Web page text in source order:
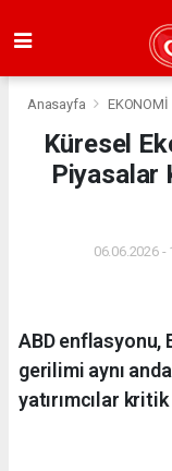
Anasayfa EKONOMİ
Küresel
Piyasalar
06.06.2026 -
ABD enflasyonu,
gerilimi aynı
yatırımcılar